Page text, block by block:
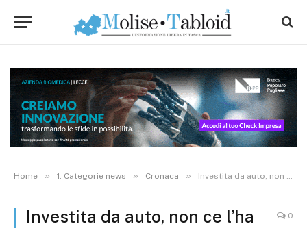
Home » 1. Categorie news » Cronaca » Investita da auto, non ce l’ha fatta la bimba di 2 anni trasferita ad Ancona
Investita da auto, non ce l’ha
0